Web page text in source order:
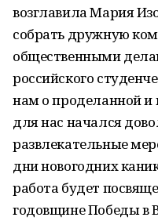
возглавила Мария
собрать дружную
общественными
российского
нам о проделанной и
для нас начался
развлекательные
дни новогодних
работа будет
годовщине Победы в